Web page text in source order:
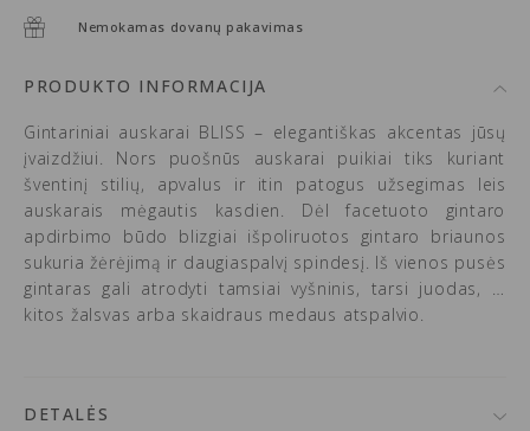
Nemokamas dovanų pakavimas
PRODUKTO INFORMACIJA
Gintariniai auskarai BLISS – elegantiškas akcentas jūsų
įvaizdžiui. Nors puošnūs auskarai puikiai tiks kuriant
šventinį stilių, apvalus ir itin patogus užsegimas leis
auskarais mėgautis kasdien. Dėl facetuoto gintaro
apdirbimo būdo blizgiai išpoliruotos gintaro briaunos
sukuria žėrėjimą ir daugiaspalvį spindesį. Iš vienos pusės
gintaras gali atrodyti tamsiai vyšninis, tarsi juodas, iš
kitos žalsvas arba skaidraus medaus atspalvio.
DETALĖS